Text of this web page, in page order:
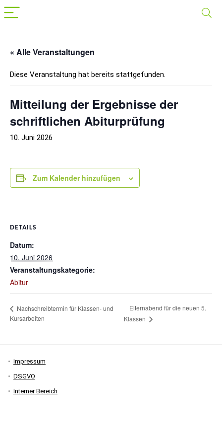
« Alle Veranstaltungen
Diese Veranstaltung hat bereits stattgefunden.
Mitteilung der Ergebnisse der
schriftlichen Abiturprüfung
10. Juni 2026
Zum Kalender hinzufügen
DETAILS
Datum:
10. Juni 2026
Veranstaltungskategorie:
Abitur
Nachschreibtermin für Klassen- und
Kursarbeiten
Elternabend für die neuen 5.
Klassen
Impressum
DSGVO
Interner Bereich